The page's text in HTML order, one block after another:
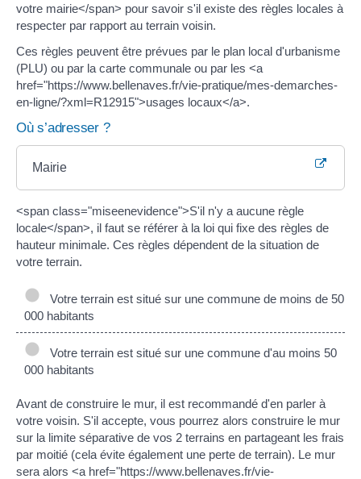
votre mairie</span> pour savoir s'il existe des règles locales à
respecter par rapport au terrain voisin.
Ces règles peuvent être prévues par le plan local d'urbanisme
(PLU) ou par la carte communale ou par les <a
href="https://www.bellenaves.fr/vie-pratique/mes-demarches-
en-ligne/?xml=R12915">usages locaux</a>.
Où s’adresser ?
Mairie
<span class="miseenevidence">S'il n'y a aucune règle
locale</span>, il faut se référer à la loi qui fixe des règles de
hauteur minimale. Ces règles dépendent de la situation de
votre terrain.
Votre terrain est situé sur une commune de moins de 50
000 habitants
Votre terrain est situé sur une commune d'au moins 50
000 habitants
Avant de construire le mur, il est recommandé d'en parler à
votre voisin. S'il accepte, vous pourrez alors construire le mur
sur la limite séparative de vos 2 terrains en partageant les frais
par moitié (cela évite également une perte de terrain). Le mur
sera alors <a href="https://www.bellenaves.fr/vie-